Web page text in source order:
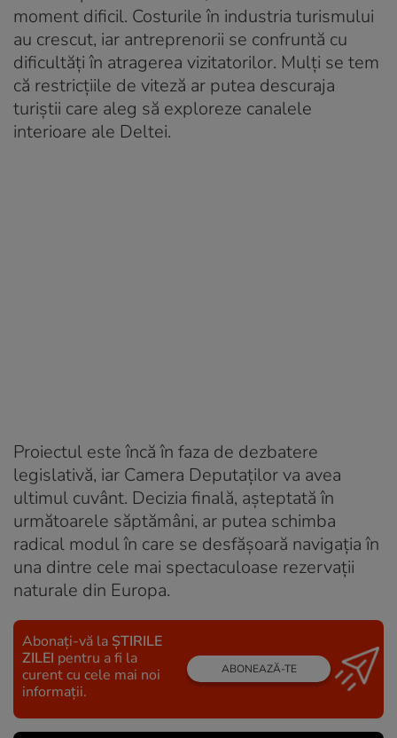
moment dificil. Costurile în industria turismului
au crescut, iar antreprenorii se confruntă cu
dificultăți în atragerea vizitatorilor. Mulți se tem
că restricțiile de viteză ar putea descuraja
turiștii care aleg să exploreze canalele
interioare ale Deltei.
Proiectul este încă în faza de dezbatere
legislativă, iar Camera Deputaților va avea
ultimul cuvânt. Decizia finală, așteptată în
următoarele săptămâni, ar putea schimba
radical modul în care se desfășoară navigația în
una dintre cele mai spectaculoase rezervații
naturale din Europa.
Abonați-vă la ȘTIRILE
ZILEI pentru a fi la
curent cu cele mai noi
informații.
ABONEAZĂ-TE